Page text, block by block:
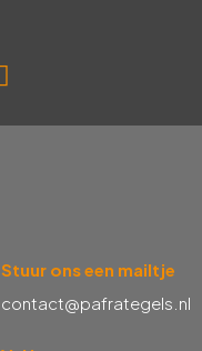
Stuur ons een mailtje
contact@pafrategels.nl